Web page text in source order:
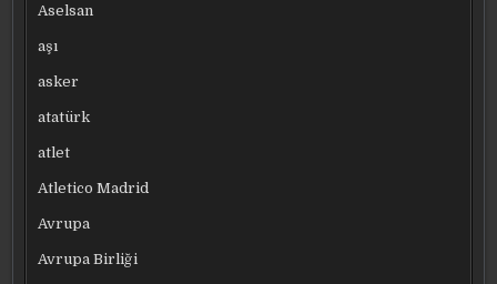
Aselsan
aşı
asker
atatürk
atlet
Atletico Madrid
Avrupa
Avrupa Birliği